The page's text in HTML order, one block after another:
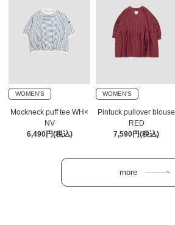
WOMEN'S
Mockneck puff tee WH×
NV
6,490円(税込)
WOMEN'S
Pintuck pullover blouse
RED
7,590円(税込)